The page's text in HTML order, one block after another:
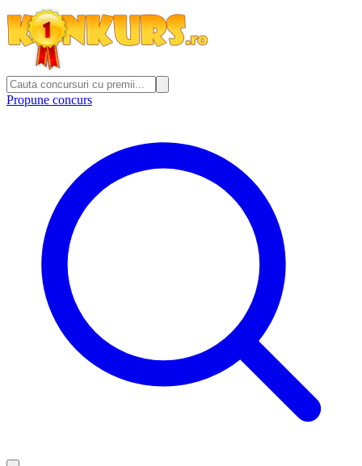
Propune concurs